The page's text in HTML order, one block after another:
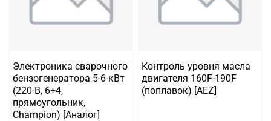
Электроника сварочного
бензогенератора 5-6-кВт
(220-B, 6+4,
прямоугольник,
Champion) [Аналог]
Контроль уровня масла
двигателя 160F-190F
(поплавок) [AEZ]